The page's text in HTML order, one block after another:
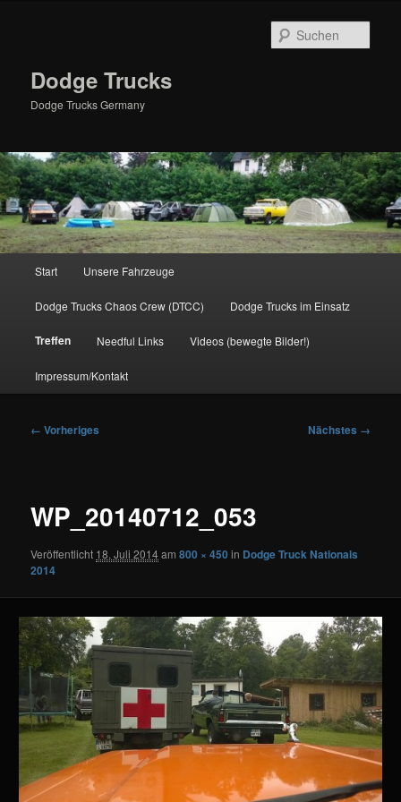
Dodge Trucks
Dodge Trucks Germany
Start Unsere Fahrzeuge
Dodge Trucks Chaos Crew (DTCC) Dodge Trucks im Einsatz
Treffen Needful Links Videos (bewegte Bilder!)
Impressum/Kontakt
Bilder-
← Vorheriges Nächstes →
WP_20140712_053
Veröffentlicht 18. Juli 2014am800 × 450 in Dodge Truck Nationals
2014